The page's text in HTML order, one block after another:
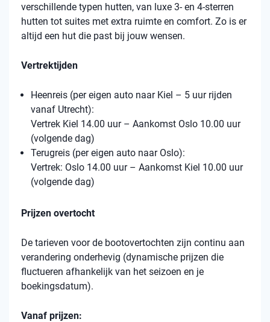
verschillende typen hutten, van luxe 3- en 4-sterren
hutten tot suites met extra ruimte en comfort. Zo is er
altijd een hut die past bij jouw wensen.
Vertrektijden
Heenreis (per eigen auto naar Kiel – 5 uur rijden
vanaf Utrecht):
Vertrek Kiel 14.00 uur – Aankomst Oslo 10.00 uur
(volgende dag)
Terugreis (per eigen auto naar Oslo):
Vertrek: Oslo 14.00 uur – Aankomst Kiel 10.00 uur
(volgende dag)
Prijzen overtocht
De tarieven voor de bootovertochten zijn continu aan
verandering onderhevig (dynamische prijzen die
fluctueren afhankelijk van het seizoen en je
boekingsdatum).
Vanaf prijzen: